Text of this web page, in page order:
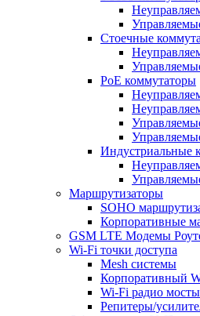
Стоечные
PoE коммутаторы
Индустриальные
Маршрутизаторы
SOHO
Корпоративные
GSM LTE Модемы
Wi-Fi точки доступа
Mesh системы
Корпоративный
Wi-Fi радио мосты
Репитеры/